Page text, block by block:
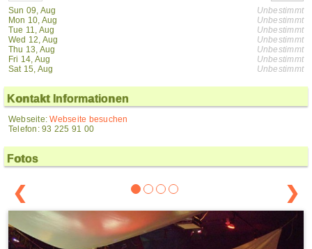
Sun 09, Aug
Mon 10, Aug
Tue 11, Aug
Wed 12, Aug
Thu 13, Aug
Fri 14, Aug
Sat 15, Aug
Unbestimmt
Unbestimmt
Unbestimmt
Unbestimmt
Unbestimmt
Unbestimmt
Unbestimmt
Kontakt Informationen
Webseite:Webseite besuchen
Telefon: 93 225 91 00
Fotos
❮ ❯